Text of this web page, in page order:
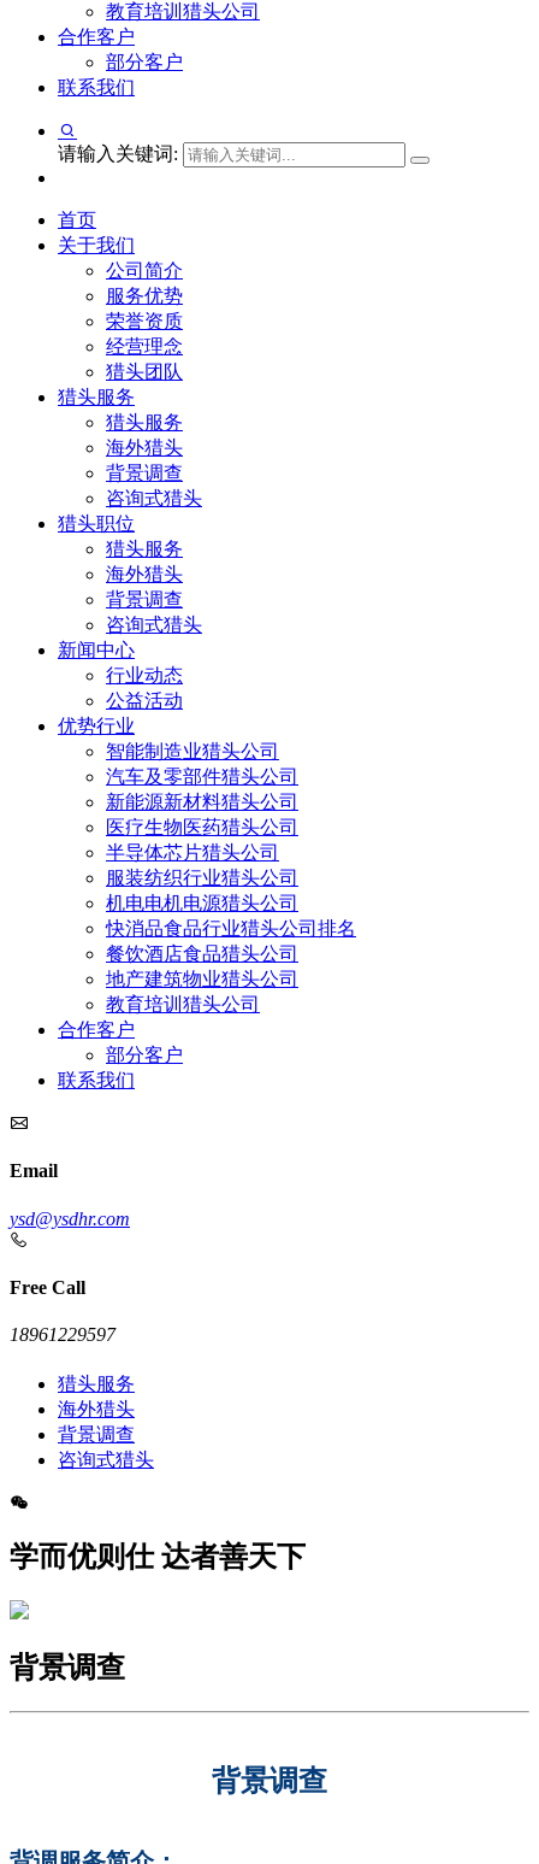
教育培训猎头公司
合作客户
部分客户
联系我们
请输入关键词:
首页
关于我们
公司简介
服务优势
荣誉资质
经营理念
猎头团队
猎头服务
猎头服务
海外猎头
背景调查
咨询式猎头
猎头职位
猎头服务
海外猎头
背景调查
咨询式猎头
新闻中心
行业动态
公益活动
优势行业
智能制造业猎头公司
汽车及零部件猎头公司
新能源新材料猎头公司
医疗生物医药猎头公司
半导体芯片猎头公司
服装纺织行业猎头公司
机电电机电源猎头公司
快消品食品行业猎头公司排名
餐饮酒店食品猎头公司
地产建筑物业猎头公司
教育培训猎头公司
合作客户
部分客户
联系我们
Email
ysd@ysdhr.com
Free Call
18961229597
猎头服务
海外猎头
背景调查
咨询式猎头
学而优则仕 达者善天下
背景调查
背景调查